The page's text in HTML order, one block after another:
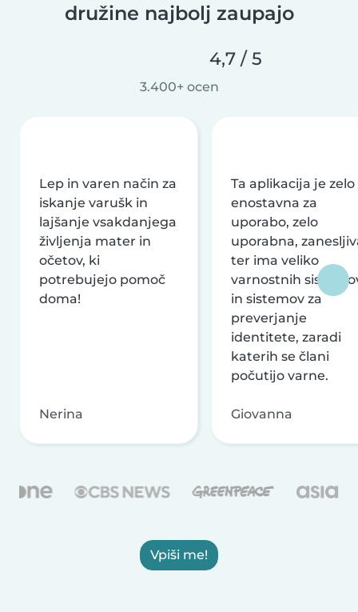
družine najbolj zaupajo
4,7 / 5
3.400+ ocen
Lep in varen način za
iskanje varušk in
lajšanje vsakdanjega
življenja mater in
očetov, ki
potrebujejo pomoč
doma!
Nerina
Ta aplikacija je zelo
enostavna za
uporabo, zelo
uporabna,
ter ima veliko
varnostnih
in sistemov za
preverjanje
identitete, zaradi
katerih se člani
počutijo varne.
Giovanna
Vpiši me!